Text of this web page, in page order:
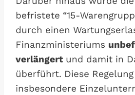
befristete “15-
durch einen
Finanzministeriums
verlängert und damit in
überführt. Diese
insbesondere